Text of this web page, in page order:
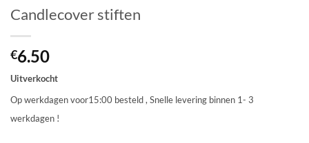
Candlecover stiften
€6.50
Uitverkocht
Op werkdagen voor15:00 besteld , Snelle levering binnen 1- 3
werkdagen !